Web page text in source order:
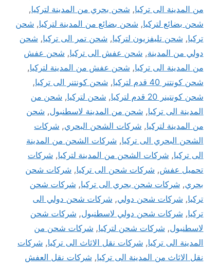
من المدينة الى تركيا, شحن بحري من المدينة لتركيا,
شحن بضائع لتركيا, شحن بضائع من المدينة لتركيا, شحن
تركيا, شحن تليفزيون لتركيا, شحن تمر الى تركيا, شحن
دولي من المدينة, شحن عفش الى تركيا, شحن عفش
من المدينة الى تركيا, شحن عفش من المدينة لتركيا,
شحن كونتنر 40 قدم لتركيا
, شحن كونتنر الى تركيا,
شحن كونتينر 20 قدم لتركيا
, شحن لتركيا, شحن من
المدينة الى تركيا, شحن من المدينة لاسطنبول, شحن
من المدينة لتركيا, شركات الشحن البحري, شركات
الشحن البحري الى تركيا, شركات الشحن من المدينة
الى تركيا, شركات الشحن من المدينة لتركيا, شركات
تحميل عفش, شركات شحن الى تركيا, شركات شحن
بحري, شركات شحن بحري الى تركيا, شركات شحن
تركيا, شركات شحن دولي, شركات شحن دولي الى
تركيا, شركات شحن دولي لاسطنبول, شركات شحن
لاسطنبول, شركات شحن لتركيا, شركات شحن من
المدينة الى تركيا, شركات نقل الاثاث الى تركيا, شركات
نقل الاثاث من المدينة الى تركيا, شركات نقل العفش